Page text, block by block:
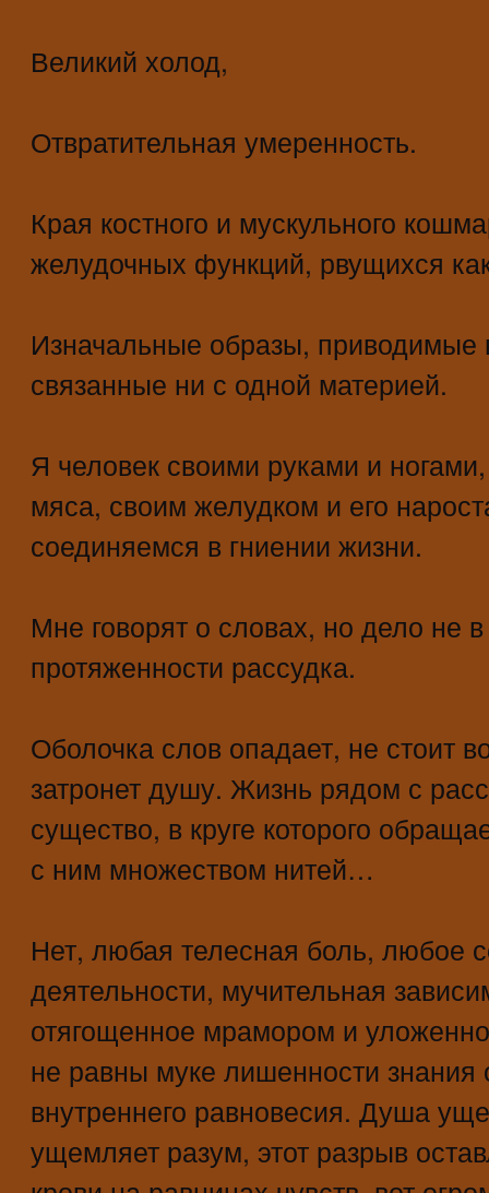
Великий холод,
Отвратительная умеренность.
Края костного и мускульного
желудочных функций, рвущихся
Изначальные образы,
связанные ни с одной материей.
Я человек своими руками и
мяса, своим желудком и его
соединяемся в гниении жизни.
Мне говорят о словах, но дело не
протяженности рассудка.
Оболочка слов опадает, не стоит
затронет душу. Жизнь рядом с
существо, в круге которого
с ним множеством нитей…
Нет, любая телесная боль, любое
деятельности, мучительная
отягощенное мрамором и
не равны муке лишенности
внутреннего равновесия. Душа
ущемляет разум, этот разрыв